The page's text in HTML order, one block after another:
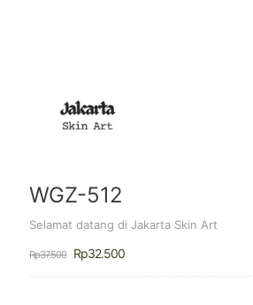
WGZ-512
Selamat datang di Jakarta Skin Art
Rp37.500
Harga
adalah:
Rp32.500Harga
ini